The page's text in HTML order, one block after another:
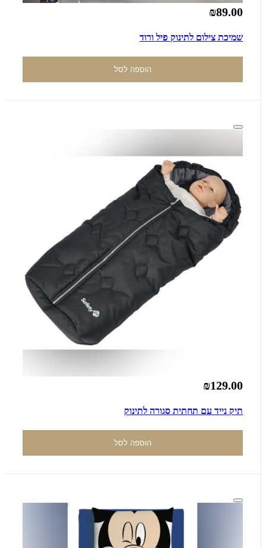
₪89.00
שמיכת צילום לתינוק פיל ורוד
הוספה לסל
₪129.00
תיק נייד עם תחתית סגורה לתינוק
הוספה לסל